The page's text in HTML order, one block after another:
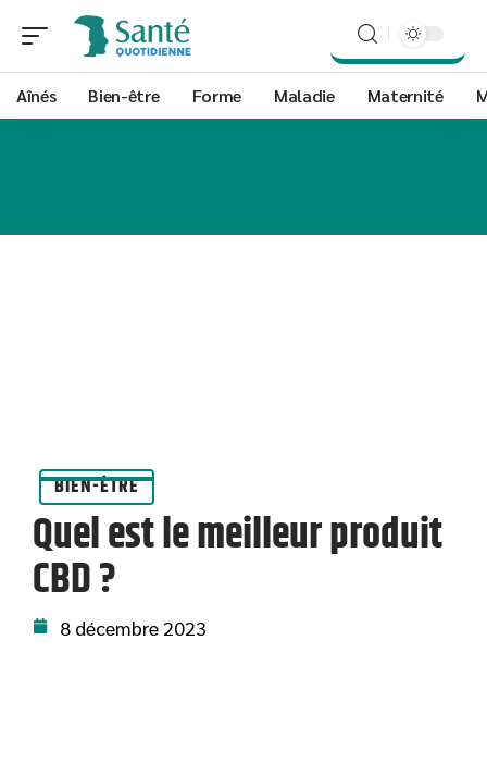
Aînés Bien-être Forme Maladie Maternité
BIEN-ÊTRE
Quel est le meilleur produit
CBD ?
8 décembre 2023